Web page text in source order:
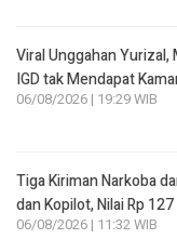
Viral Unggahan
IGD tak Mendapat
06/08/2026 | 19:29 WIB
Tiga Kiriman Narkoba
dan Kopilot, Nilai Rp
06/08/2026 | 11:32 WIB